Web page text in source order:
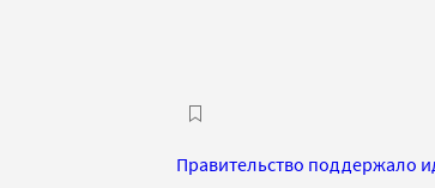
Правительство поддержало